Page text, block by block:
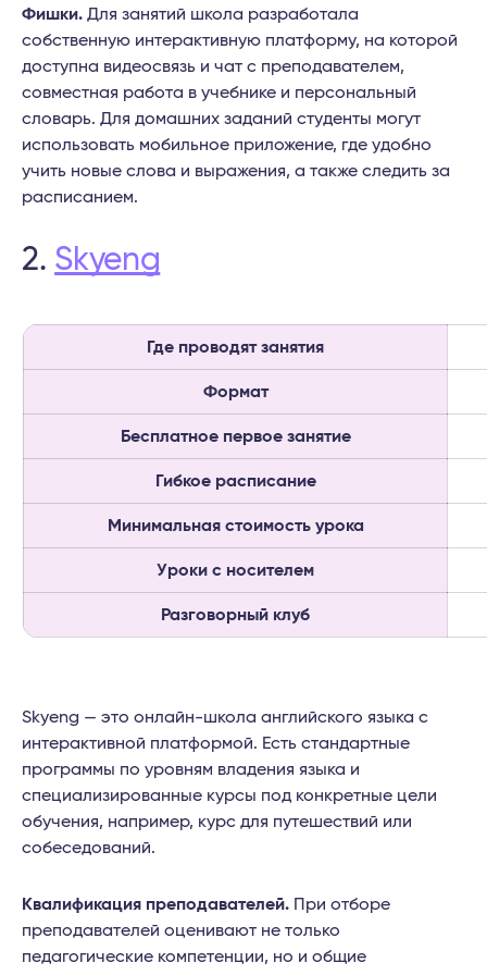
Фишки. Для занятий школа разработала
собственную интерактивную платформу, на которой
доступна видеосвязь и чат с преподавателем,
совместная работа в учебнике и персональный
словарь. Для домашних заданий студенты могут
использовать мобильное приложение, где удобно
учить новые слова и выражения, а также следить за
расписанием.
2. Skyeng
Где проводят занятия
Формат
Бесплатное первое занятие
Гибкое расписание
Минимальная стоимость урока
Уроки с носителем
Разговорный клуб
Skyeng — это онлайн-школа английского языка с
интерактивной платформой. Есть стандартные
программы по уровням владения языка и
специализированные курсы под конкретные цели
обучения, например, курс для путешествий или
собеседований.
Квалификация преподавателей. При отборе
преподавателей оценивают не только
педагогические компетенции, но и общие